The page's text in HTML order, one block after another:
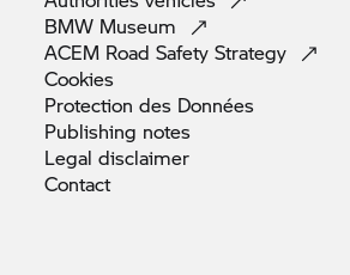
BMW Museum
ACEM Road SafetyStrategy
Cookies
Protection des Données
Publishing notes
Legaldisclaimer
Contact